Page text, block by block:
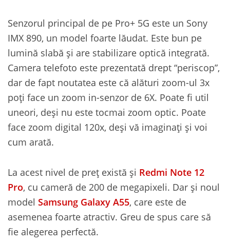
Senzorul principal de pe Pro+ 5G este un Sony
IMX 890, un model foarte lăudat. Este bun pe
lumină slabă și are stabilizare optică integrată.
Camera telefoto este prezentată drept “periscop”,
dar de fapt noutatea este că alături zoom-ul 3x
poți face un zoom in-senzor de 6X. Poate fi util
uneori, deși nu este tocmai zoom optic. Poate
face zoom digital 120x, deși vă imaginați și voi
cum arată.
La acest nivel de preț există și Redmi Note 12
Pro, cu cameră de 200 de megapixeli. Dar și noul
model Samsung Galaxy A55, care este de
asemenea foarte atractiv. Greu de spus care să
fie alegerea perfectă.